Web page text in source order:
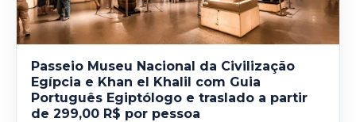
Passeio Museu Nacional da Civilização
Egípcia e Khan el Khalil com Guia
Português Egiptólogo e traslado a partir
de 299,00 R$ por pessoa